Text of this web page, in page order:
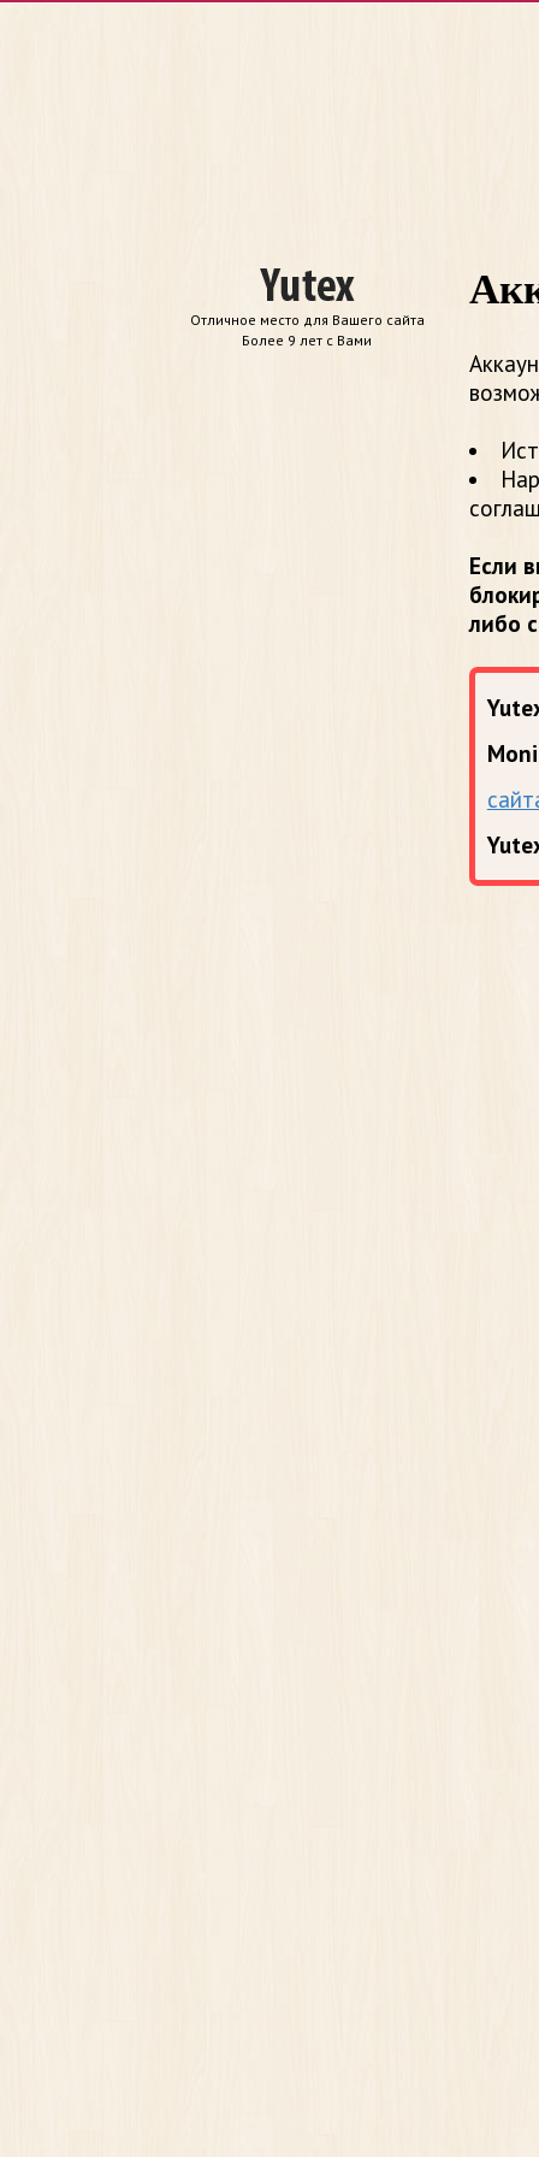
Отличное место для Вашего сайта
Более 9 лет с Вами
Если
либо